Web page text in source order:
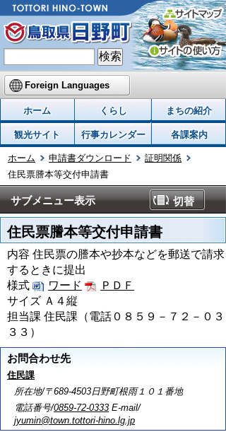
Foreign Languages
ホーム くらし まちの紹介
観光サイト 行事カレンダー 各課案内
ホーム 申請書ダウンロード
証明関係
住民票謄本等交付申請書
サブメニュー表示 切替
住民票謄本等交付申請書
内容 住民票の謄本や抄本などを郵送で請求
するときに提出
様式
ワード
ＰＤＦ
サイズ Ａ４縦
担当課 住民課（電話０８５９－７２－０３
３３）
お問合わせ先
住民課
所在地/〒689-4503日野町根雨１０１番地
電話番号/0859-72-0333 E-mail/
jyumin@town.tottori-hino.lg.jp